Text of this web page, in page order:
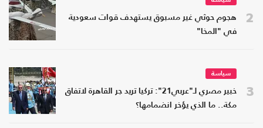
2
هجوم حوثي غير مسبوق يستهدف قوات سعودية
في "المخا"
3
سياسة
خبير مصري لـ"عربي21": تركيا تريد جر القاهرة لاتفاق
مكة.. ما الذي يؤخر انضمامها؟